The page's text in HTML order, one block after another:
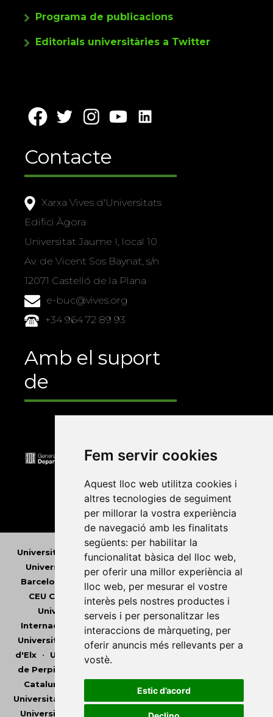
Fem servir cookies
Aquest lloc web utilitza cookies i
altres tecnologies de seguiment
per millorar la vostra experiència
de navegació amb les finalitats
següents: per habilitar la
funcionalitat bàsica del lloc web,
per oferir una millor experiència al
lloc web, per mesurar el vostre
interès pels nostres productes i
serveis i per personalitzar les
interaccions de màrqueting, per
oferir anuncis més rellevants per a
vostè.
Estic d’acord
Programa de publicacions
Editorials universitàries a Twitter
Contacte
Xarxa Vives d'Universitats
Edifici Àgora
Universitat Jaume I, local 10
Av. de Vicent Sos Baynat, s/n
12071 Castelló de la Plana
e-buc@vives.org
+34 964 72 89 93
Amb el suport
de
Universitat Abat Oliba CEU • Universitat d'Alacant
Universitat d'Andorra •
Universitat Autònoma de
Barcelona
Universitat de Barcelona •
Universitat
CEU Cardenal Herrera
• Universitat de Girona
Universitat de les Illes Balears
•Universitat
Internacional de Catalunya
• Universitat Jaume I
Universitat de Lleida
Universitat Miguel Hernández
d'Elx• Universitat Oberta de Catalunya
de Perpinyà Via Domitia
Catalunya
Universitat Pompeu Fabra
Universitat Ramon Llull
Universitat Rovira i Virgili
Universitat de Sàsser